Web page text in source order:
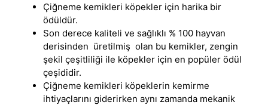
Çiğneme kemikleri köpekler için harika bir
ödüldür.
Son derece kaliteli ve sağlıklı % 100 hayvan
derisinden üretilmiş olan bu kemikler, zengin
şekil çeşitliliği ile köpekler için en popüler ödül
çeşididir.
Çiğneme kemikleri köpeklerin kemirme
ihtiyaçlarını giderirken aynı zamanda mekanik